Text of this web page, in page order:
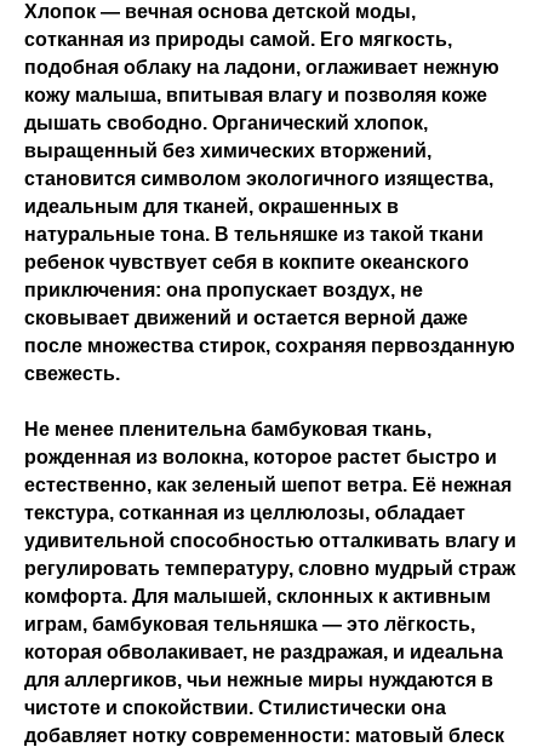
Хлопок — вечная основа детской моды,
сотканная из природы самой. Его мягкость,
подобная облаку на ладони, оглаживает нежную
кожу малыша, впитывая влагу и позволяя коже
дышать свободно. Органический хлопок,
выращенный без химических вторжений,
становится символом экологичного изящества,
идеальным для тканей, окрашенных в
натуральные тона. В тельняшке из такой ткани
ребенок чувствует себя в кокпите океанского
приключения: она пропускает воздух, не
сковывает движений и остается верной даже
после множества стирок, сохраняя первозданную
свежесть.
Не менее пленительна бамбуковая ткань,
рожденная из волокна, которое растет быстро и
естественно, как зеленый шепот ветра. Её нежная
текстура, сотканная из целлюлозы, обладает
удивительной способностью отталкивать влагу и
регулировать температуру, словно мудрый страж
комфорта. Для малышей, склонных к активным
играм, бамбуковая тельняшка — это лёгкость,
которая обволакивает, не раздражая, и идеальна
для аллергиков, чьи нежные миры нуждаются в
чистоте и спокойствии. Стилистически она
добавляет нотку современности: матовый блеск